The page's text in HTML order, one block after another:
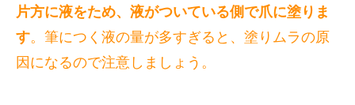
片方に液をため、液がついている側で爪に塗りま
す。筆につく液の量が多すぎると、塗りムラの原
因になるので注意しましょう。